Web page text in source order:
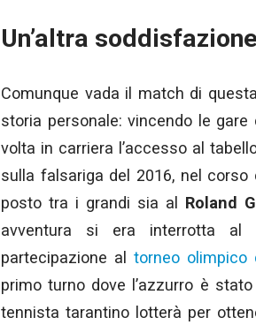
Un’altra
Comunque vada il match di
storia personale: vincendo le
volta in carriera l’accesso al
sulla falsariga del 2016, nel
posto tra i grandi sia al Roland
avventura si era interrotta al
partecipazione al torneo olimpico
primo turno dove l’azzurro è
tennista tarantino lotterà per